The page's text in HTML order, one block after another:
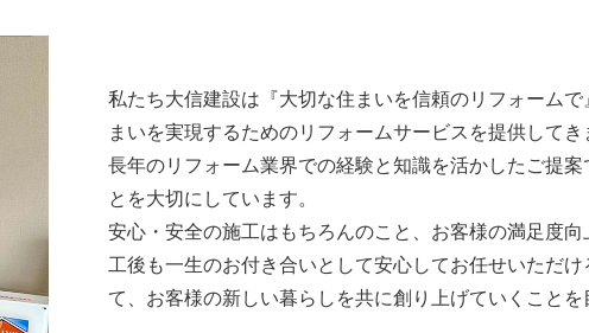
私たち大信建設は『大切な住まいを信頼のリフォーム
まいを実現するためのリフォームサービスを提供してき
長年のリフォーム業界での経験と知識を活かしたご提
とを大切にしています。
安心・安全の施工はもちろんのこと、お客様の満足度
工後も一生のお付き合いとして安心してお任せいただ
て、お客様の新しい暮らしを共に創り上げていくことを